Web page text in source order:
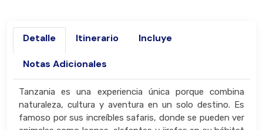
Detalle Itinerario Incluye
Notas Adicionales
Tanzania es una experiencia única porque combina
naturaleza, cultura y aventura en un solo destino. Es
famoso por sus increíbles safaris, donde se pueden ver